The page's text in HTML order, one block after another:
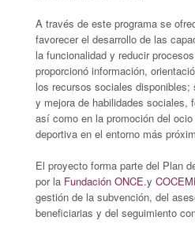
A través de este programa se
favorecer el desarrollo de las
la funcionalidad y reducir
proporcionó información,
los recursos sociales
y mejora de habilidades sociales,
así como en la promoción del
deportiva en el entorno más
El proyecto forma parte del Plan
por la Fundación ONCE.y
gestión de la subvención, del
beneficiarias y del seguimiento